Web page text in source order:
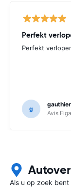
Perfekt
Perfekt
g
Avis
Als u op zoek bent